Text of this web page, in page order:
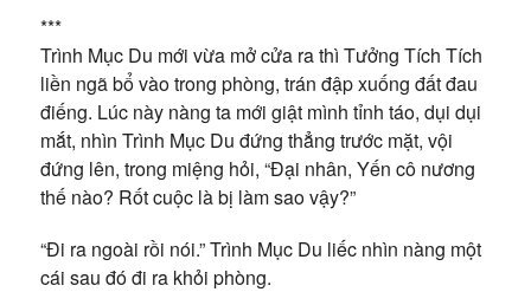
***
Trình Mục Du mới vừa mở cửa ra thì Tưởng Tích Tích
liền ngã bổ vào trong phòng, trán đập xuống đất đau
điếng. Lúc này nàng ta mới giật mình tỉnh táo, dụi dụi
mắt, nhìn Trình Mục Du đứng thẳng trước mặt, vội
đứng lên, trong miệng hỏi, “Đại nhân, Yến cô nương
thế nào? Rốt cuộc là bị làm sao vậy?”
“Đi ra ngoài rồi nói.” Trình Mục Du liếc nhìn nàng một
cái sau đó đi ra khỏi phòng.